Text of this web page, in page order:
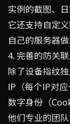
实例的截图、
它还支持自定
自己的服务器做
4. 完善的防关
除了设备指纹
IP（每个IP对
数字身份（
他们专业的团